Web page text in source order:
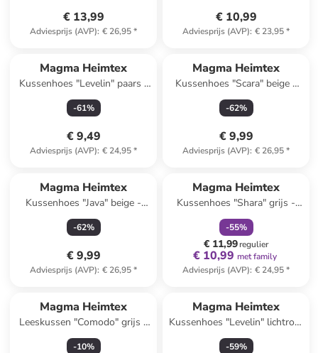
€ 13,99
Adviesprijs (AVP): € 26,95*
€ 10,99
Adviesprijs (AVP): € 23,95*
Magma Heimtex
Kussenhoes "Levelin" paars -
(L)40 x (B)40 cm
-61%
€ 9,49
Adviesprijs (AVP): € 24,95*
Magma Heimtex
Kussenhoes "Scara" beige -
(L)45 x (B)45 cm
-62%
€ 9,99
Adviesprijs (AVP): € 26,95*
Magma Heimtex
Kussenhoes "Java" beige -
(L)45 x (B)45 cm
-62%
€ 9,99
Adviesprijs (AVP): € 26,95*
Magma Heimtex
Kussenhoes "Shara" grijs -
(L)30 x (B)50 cm
-55%
€ 11,99regulier
€ 10,99 met family
Adviesprijs (AVP): € 24,95*
Magma Heimtex
Leeskussen "Comodo" grijs -
(B)42 x Ø 22 cm
-10%
Magma Heimtex
Kussenhoes "Levelin" lichtroze
- (L)40 x (B)40 cm
-59%